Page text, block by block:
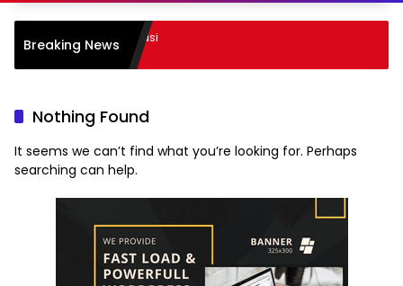
Breaking News
dalam Transformasi
Nothing Found
It seems we can’t find what you’re looking for. Perhaps
searching can help.